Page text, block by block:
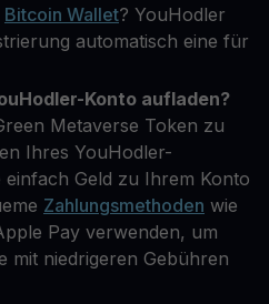
Bitcoin Wallet? YouHodler
automatisch eine für
Konto aufladen?
Metaverse Token zu
Ihres YouHodler-
einfach Geld zu Ihrem Konto
Zahlungsmethoden wie
Pay verwenden, um
mit niedrigeren Gebühren